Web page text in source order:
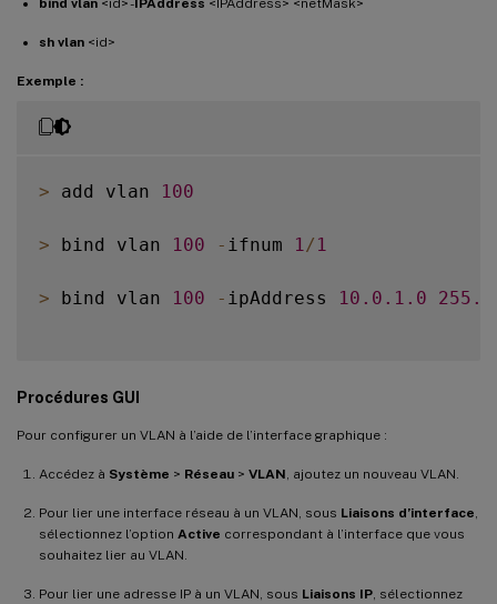
bind vlan <id> -IPAddress <IPAddress> <netMask>
sh vlan <id>
Exemple :
> add vlan 100
> bind vlan 100 - ifnum 1/ 1
> bind vlan 100 - ipAddress 10.0 .1 .0
Procédures GUI
Pour configurer un VLAN à l’aide de l’interface graphique :
Accédez à Système > Réseau > VLAN, ajoutez un nouveau VLAN.
Pour lier une interface réseau à un VLAN, sous Liaisons d’interface,
sélectionnez l’option Active correspondant à l’interface que vous
souhaitez lier au VLAN.
Pour lier une adresse IP à un VLAN, sous Liaisons IP, sélectionnez